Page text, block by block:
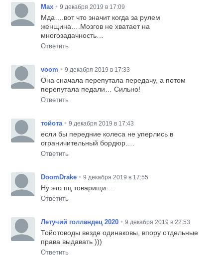
Max • 9 декабря 2019 в 17:09
Мда….вот что значит когда за рулем
женщина….Мозгов не хватает на
многозадачность…
Ответить
voom • 9 декабря 2019 в 17:33
Она сначала перепутала передачу, а потом
перепутала педали… Сильно!
Ответить
тойота • 9 декабря 2019 в 17:43
если бы передние колеса не уперлись в
ограничительный бордюр….
Ответить
DoomDrake • 9 декабря 2019 в 17:55
Ну это пц товарищи…
Ответить
Летучий голландец 2020 • 9 декабря 2019 в 22:53
Тойотоводы везде одинаковы, впору отдельные
права выдавать )))
Ответить